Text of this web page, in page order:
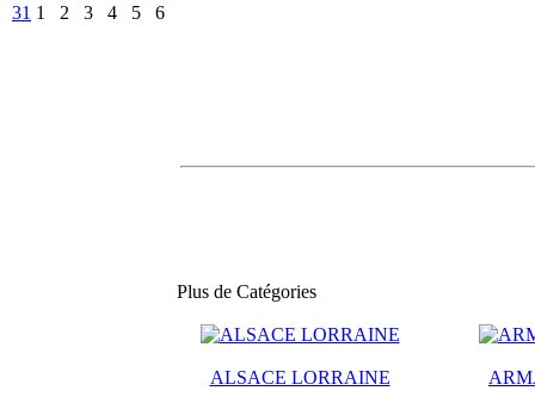
31 1 2 3 4 5 6
Plus de Catégories
ALSACE LORRAINE